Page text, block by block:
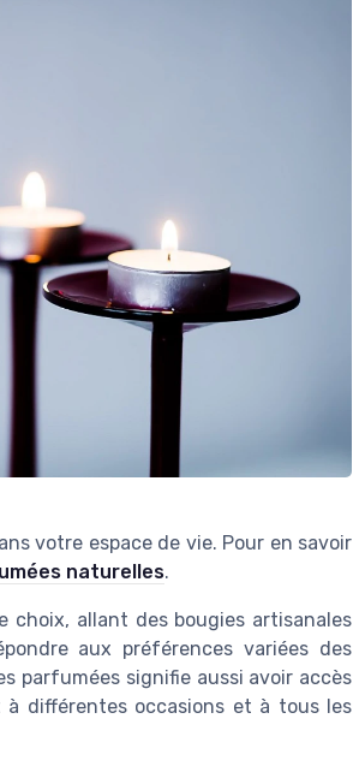
votre espace de vie. Pour en savoir
naturelles.
choix, allant des bougies artisanales
aux préférences variées des
parfumées signifie aussi avoir accès
différentes occasions et à tous les